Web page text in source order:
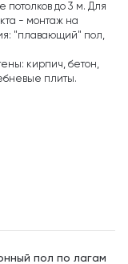
потолков до 3 м. Для
- монтаж на
"плавающий" пол,
кирпич, бетон,
плиты.
пол по лагам